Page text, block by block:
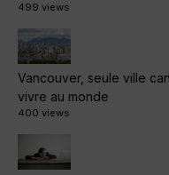
499 views
Vancouver, seule ville
vivre au monde
400 views